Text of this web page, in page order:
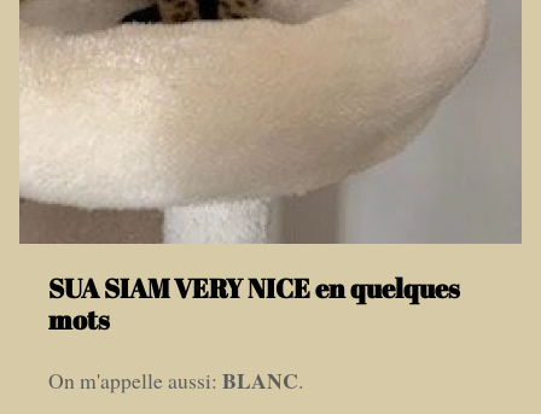
SUA SIAM VERY NICE en quelques
mots
On m'appelle aussi: BLANC.